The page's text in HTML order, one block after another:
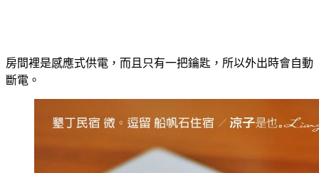
房間裡是感應式供電，而且只有一把鑰匙，所以外出時會自動
斷電。